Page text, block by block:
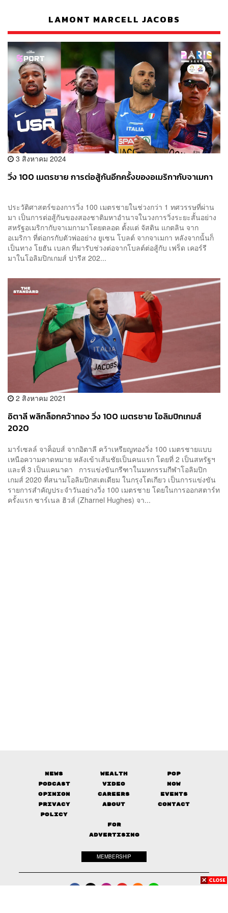
LAMONT MARCELL JACOBS
3 สิงหาคม 2024
วิ่ง 100 เมตรชาย การต่อสู้กันอีกครั้งของอเมริกากับจาเมกา
ประวัติศาสตร์ของการวิ่ง 100 เมตรชายในช่วงกว่า 1 ทศวรรษที่ผ่าน
มา เป็นการต่อสู้กันของสองชาติมหาอำนาจในวงการวิ่งระยะสั้นอย่าง
สหรัฐอเมริกากับจาเมกามาโดยตลอด ตั้งแต่ จัสติน แกตลิน จาก
อเมริกา ที่ต่อกรกับตัวพ่ออย่าง ยูเซน โบลต์ จากจาเมกา หลังจากนั้นก็
เป็นทาง โยฮัน เบลก ที่มารับช่วงต่อจากโบลต์ต่อสู้กับ เฟร็ด เคอร์รี
มาในโอลิมปิกเกมส์ ปารีส 202...
2 สิงหาคม 2021
อิตาลี พลิกล็อกคว้าทอง วิ่ง 100 เมตรชาย โอลิมปิกเกมส์
2020
มาร์เซลล์ จาค็อบส์ จากอิตาลี คว้าเหรียญทองวิ่ง 100 เมตรชายแบบ
เหนือความคาดหมาย หลังเข้าเส้นชัยเป็นคนแรก โดยที่ 2 เป็นสหรัฐฯ
และที่ 3 เป็นแคนาดา การแข่งขันกรีฑาในมหกรรมกีฬาโอลิมปิก
เกมส์ 2020 ที่สนามโอลิมปิกสเตเดียม ในกรุงโตเกียว เป็นการแข่งขัน
รายการสำคัญประจำวันอย่างวิ่ง 100 เมตรชาย โดยในการออกสตาร์ท
ครั้งแรก ซาร์เนล ฮิวส์ (Zharnel Hughes) จา...
News Wealth
Pop
Podcast
Video
Now
Opinion
Careers
Events
Privacy
Policy
About Contact
FOR
ADVERTISING
MEMBERSHIP